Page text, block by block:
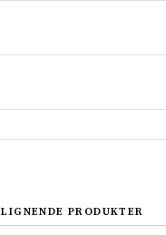
LIGNENDE PRODUKTER